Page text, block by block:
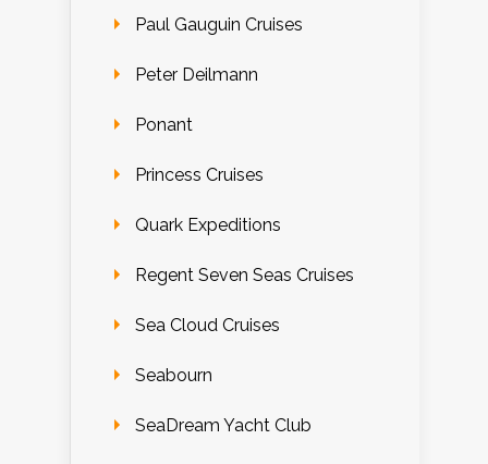
Paul Gauguin Cruises
Peter Deilmann
Ponant
Princess Cruises
Quark Expeditions
Regent Seven Seas Cruises
Sea Cloud Cruises
Seabourn
SeaDream Yacht Club